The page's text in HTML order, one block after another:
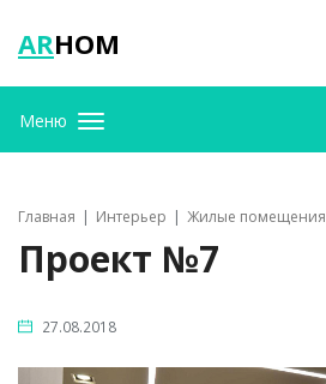
ARHOM
Меню
Главная Интерьер Жилые помещения
Проект №7
27.08.2018